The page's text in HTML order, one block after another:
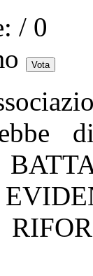
/ 0